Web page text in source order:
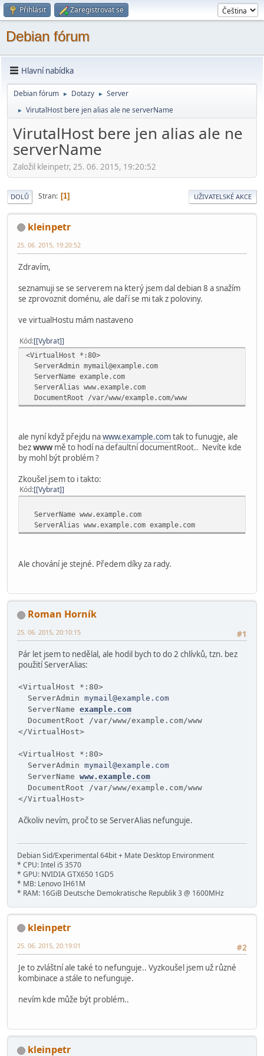
Přihlásit Zaregistrovat se
Debian fórum
Hlavní nabídka
Debian fórum ► Dotazy ► Server
► VirutalHost bere jen alias ale ne serverName
VirutalHost bere jen alias ale ne
serverName
Založil kleinpetr, 25. 06. 2015, 19:20:52
DOLŮ Stran 1 UŽIVATELSKÉ AKCE
kleinpetr
25. 06. 2015, 19:20:52
Zdravím,
seznamuji se se serverem na který jsem dal debian 8 a snažím
se zprovoznit doménu, ale daří se mi tak z poloviny.
ve virtualHostu mám nastaveno
Kód [Vybrat]
<VirtualHost *:80>
ServerAdmin mymail@example.com
ServerName example.com
ServerAlias www.example.com
DocumentRoot /var/www/example.com/www
ale nyní když přejdu nawww.example.comtak to funugje, ale
bezwwwmě to hodí na defaultní documentRoot.. Nevíte kde
by mohl být problém ?
Zkoušel jsem to i takto:
Kód [Vybrat]
ServerName www.example.com
ServerAlias www.example.com example.com
Ale chování je stejné. Předem díky za rady.
Roman Horník
#1
25. 06. 2015, 20:10:15
Pár let jsem to nedělal, ale hodil bych to do 2 chlívků, tzn. bez
použití ServerAlias:
<VirtualHost *:80>
ServerAdmin mymail@example.com
ServerName example.com
DocumentRoot /var/www/example.com/www
</VirtualHost>
<VirtualHost *:80>
ServerAdmin mymail@example.com
ServerName www.example.com
DocumentRoot /var/www/example.com/www
</VirtualHost>
Ačkoliv nevím, proč to se ServerAlias nefunguje.
Debian Sid/Experimental 64bit + Mate Desktop Environment
* CPU: Intel i5 3570
* GPU: NVIDIA GTX650 1GD5
* MB: Lenovo IH61M
* RAM: 16GiB Deutsche Demokratische Republik 3 @ 1600MHz
kleinpetr
#2
25. 06. 2015, 20:19:01
Je to zvláštní ale také to nefunguje.. Vyzkoušel jsem už různé
kombinace a stále to nefunguje.
nevím kde může být problém..
kleinpetr